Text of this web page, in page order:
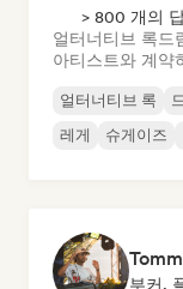
> 800 개의
얼터너티브 록드
아티스트와 계약
얼터너티브 록
레게
슈게이즈
부커,